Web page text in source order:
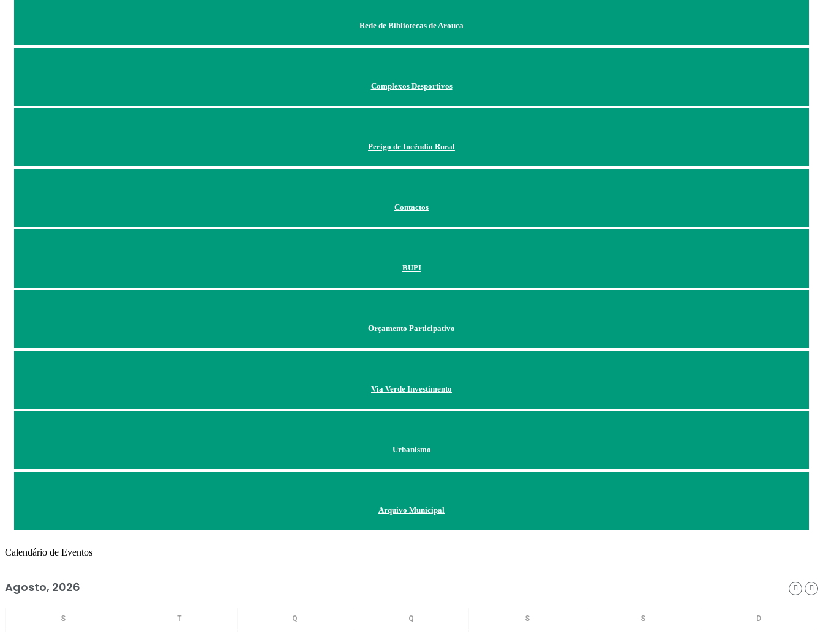
Rede de Bibliotecas de Arouca
Complexos Desportivos
Perigo de Incêndio Rural
Contactos
BUPI
Orçamento Participativo
Via Verde Investimento
Urbanismo
Arquivo Municipal
Calendário de Eventos
Agosto, 2026